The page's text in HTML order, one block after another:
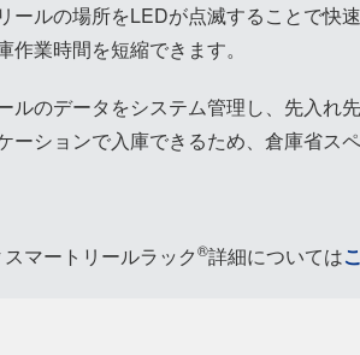
ールの場所をLEDが点滅することで快
作業時間を短縮できます。
ルのデータをシステム管理し、先入れ
ーションで入庫できるため、倉庫省ス
マートリールラック®詳細については